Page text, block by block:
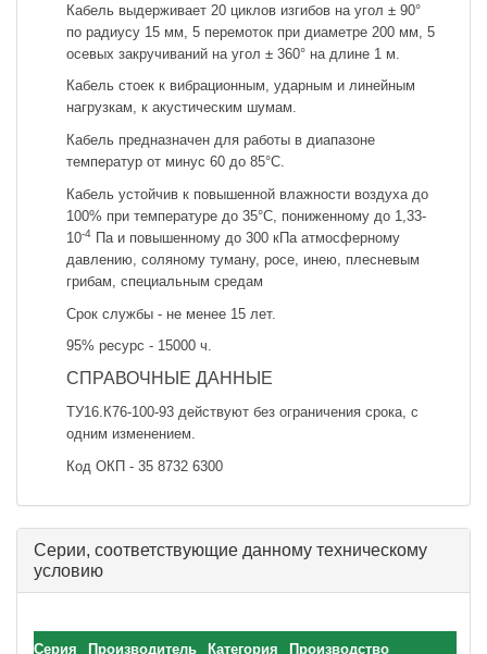
Кабель выдерживает 20 циклов изгибов на угол ± 90°
по радиусу 15 мм, 5 перемоток при диаметре 200 мм, 5
осевых закручиваний на угол ± 360° на длине 1 м.
Кабель стоек к вибрационным, ударным и линейным
нагрузкам, к акустическим шумам.
Кабель предназначен для работы в диапазоне
температур от минус 60 до 85°С.
Кабель устойчив к повышенной влажности воздуха до
100% при температуре до 35°С, пониженному до 1,33-
10-4 Па и повышенному до 300 кПа атмосферному
давлению, соляному туману, росе, инею, плесневым
грибам, специальным средам
Срок службы - не менее 15 лет.
95% ресурс - 15000 ч.
СПРАВОЧНЫЕ ДАННЫЕ
ТУ16.К76-100-93 действуют без ограничения срока, с
одним изменением.
Код ОКП - 35 8732 6300
Серии, соответствующие данному техническому
условию
Серия Производитель Категория Производство